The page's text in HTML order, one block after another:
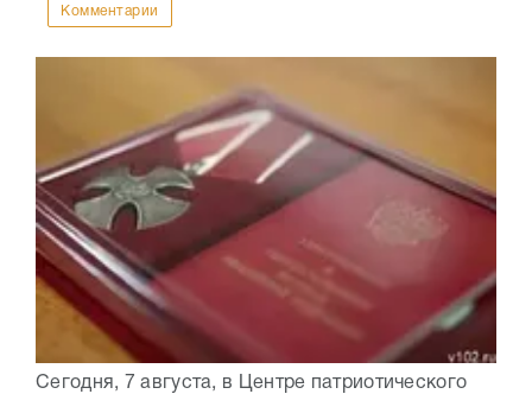
Комментарии
Сегодня, 7 августа, в Центре патриотического